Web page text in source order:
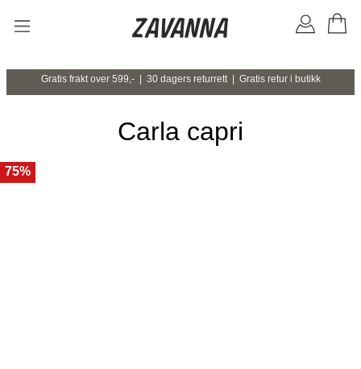
Gratis frakt over 599,- | 30 dagers returrett | Gratis retur i butikk
Carla capri
75%